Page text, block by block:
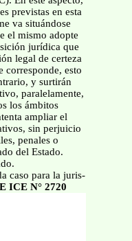
previstas en esta
va situándose
el mismo adopte
jurídica que
legal de certeza
corresponde, esto
y surtirán
paralelamente,
los ámbitos
ampliar el
sin perjuicio
penales o
del Estado.
caso para la juris-
ICE N° 2720